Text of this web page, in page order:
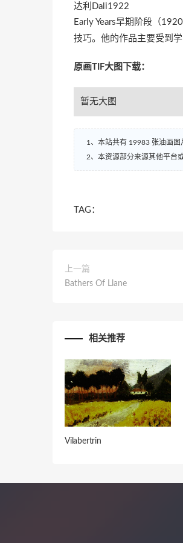
达利Dali1922
Early Years早期阶段（
技巧。他的作品主要受到
原画TIF大图下载：
暂无大图
1、本站共有 19983 张油画图
2、本资源部分来源其他平台
TAG：
上一篇
Bathers Of Llane
相关推荐
Vilabertrin